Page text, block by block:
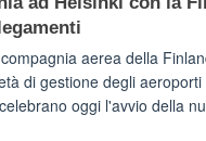
siamo
aerea della
di gestione degli aeroporti
oggi l'avvio della